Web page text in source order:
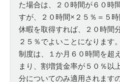
た場合は、２０時間が６０時
すが、２０時間×２５％＝５
休暇を取得すれば、２０時間
２５％でよいことになります
制度は、１か月６０時間を超
まり、割増賃金率が５０％以
分についてのみ適用されます